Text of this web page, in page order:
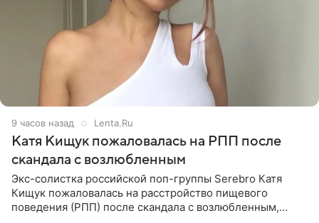
9 часов назад Lenta.Ru
Катя Кищук пожаловалась на РПП после
скандала с возлюбленным
Экс-солистка российской поп-группы Serebro Катя
Кищук пожаловалась на расстройство пищевого
поведения (РПП) после скандала с возлюбленным,